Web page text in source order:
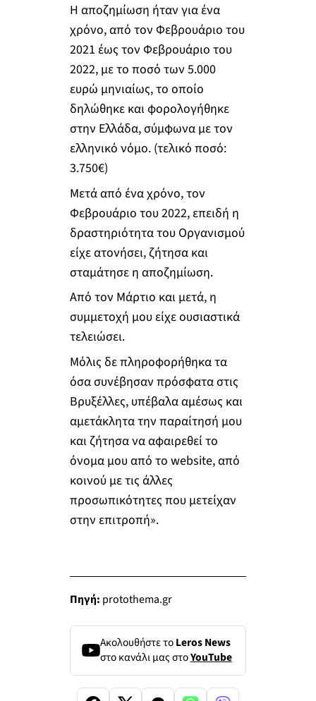
Η αποζημίωση ήταν για ένα
χρόνο, από τον Φεβρουάριο του
2021 έως τον Φεβρουάριο του
2022, με το ποσό των 5.000
ευρώ μηνιαίως, το οποίο
δηλώθηκε και φορολογήθηκε
στην Ελλάδα, σύμφωνα με τον
ελληνικό νόμο. (τελικό ποσό:
3.750€)
Μετά από ένα χρόνο, τον
Φεβρουάριο του 2022, επειδή η
δραστηριότητα του Οργανισμού
είχε ατονήσει, ζήτησα και
σταμάτησε η αποζημίωση.
Από τον Μάρτιο και μετά, η
συμμετοχή μου είχε ουσιαστικά
τελειώσει.
Μόλις δε πληροφορήθηκα τα
όσα συνέβησαν πρόσφατα στις
Βρυξέλλες, υπέβαλα αμέσως και
αμετάκλητα την παραίτησή μου
και ζήτησα να αφαιρεθεί το
όνομα μου από το website, από
κοινού με τις άλλες
προσωπικότητες που μετείχαν
στην επιτροπή».
Πηγή: protothema.gr
Ακολουθήστε τοLeros News
στο κανάλι μας στοYouTube